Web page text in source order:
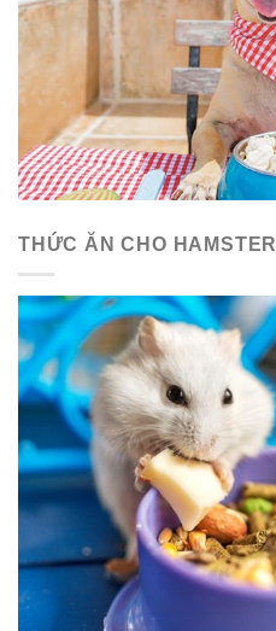
THỨC ĂN CHO HAMSTER